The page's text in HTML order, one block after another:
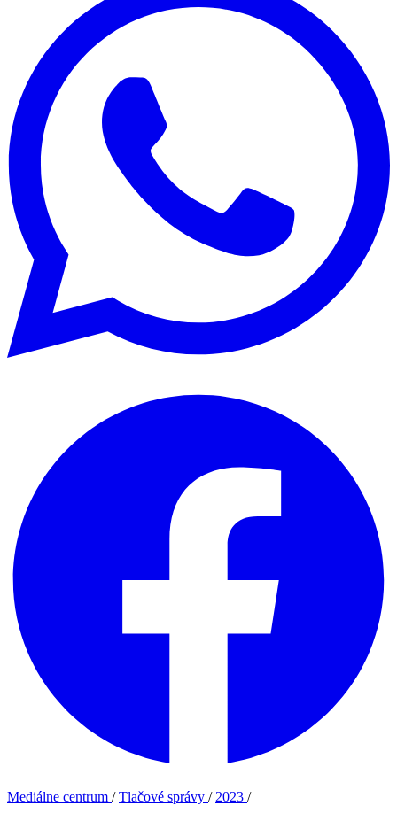
Mediálne centrum /Tlačové správy / 2023 /